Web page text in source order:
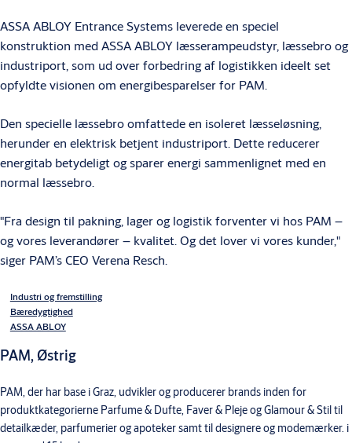
ASSA ABLOY Entrance Systems leverede en speciel
konstruktion med ASSA ABLOY læsserampeudstyr, læssebro og
industriport, som ud over forbedring af logistikken ideelt set
opfyldte visionen om energibesparelser for PAM.
Den specielle læssebro omfattede en isoleret læsseløsning,
herunder en elektrisk betjent industriport. Dette reducerer
energitab betydeligt og sparer energi sammenlignet med en
normal læssebro.
"Fra design til pakning, lager og logistik forventer vi hos PAM –
og vores leverandører – kvalitet. Og det lover vi vores kunder,"
siger PAM’s CEO Verena Resch.
Industri og fremstilling
Bæredygtighed
ASSA ABLOY
PAM, Østrig
PAM, der har base i Graz, udvikler og producerer brands inden for
produktkategorierne Parfume & Dufte, Faver & Pleje og Glamour & Stil til
detailkæder, parfumerier og apoteker samt til designere og modemærker. i